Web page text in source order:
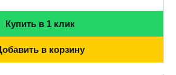
Купить в 1 клик
в корзину